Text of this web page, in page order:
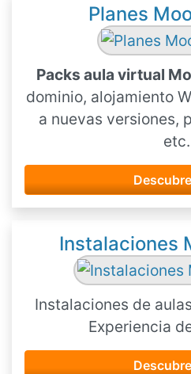
Planes
Packs aula virtual
dominio, alojamiento
a nuevas versiones,
etc.
Instalaciones
Instalaciones de
Experiencia